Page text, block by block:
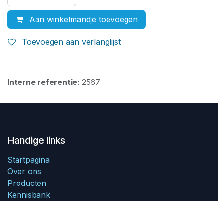
Aan winkelmandje toevoegen
Toevoegen aan verlanglijst
Interne referentie: 2567
Handige links
Startpagina
Over ons
Producten
Kennisbank